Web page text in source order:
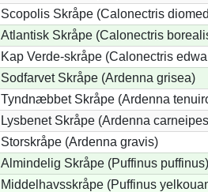
Scopolis Skråpe (Calonectris
Atlantisk Skråpe (Calonectris
Kap Verde-skråpe (Calonectris
Sodfarvet Skråpe (Ardenna grisea)
Tyndnæbbet Skråpe (Ardenna
Lysbenet Skråpe (Ardenna
Storskråpe (Ardenna gravis)
Almindelig Skråpe (Puffinus puffinus)
Middelhavsskråpe (Puffinus